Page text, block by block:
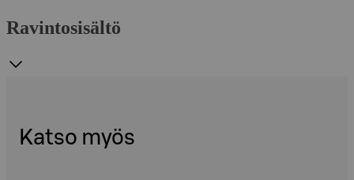
Ravintosisältö
Katso myös